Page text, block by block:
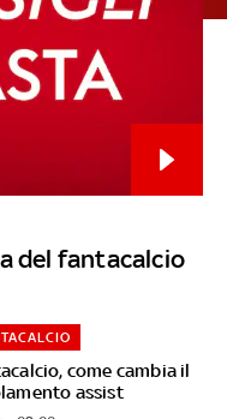
del fantacalcio
come cambia il
assist